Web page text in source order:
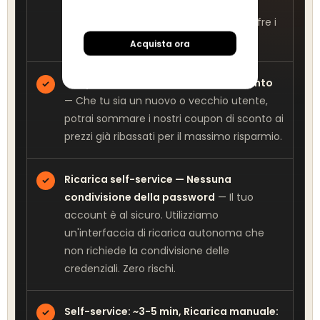
Acquista ora
chiare a prezzi convenienti, BuffHub offre i
migliori tassi sul mercato.
✓
Coupon cumulabili fino al 10% di sconto
— Che tu sia un nuovo o vecchio utente,
potrai sommare i nostri coupon di sconto ai
prezzi già ribassati per il massimo risparmio.
✓
Ricarica self-service — Nessuna
condivisione della password — Il tuo
account è al sicuro. Utilizziamo
un'interfaccia di ricarica autonoma che
non richiede la condivisione delle
credenziali. Zero rischi.
✓ Self-service: ~3-5 min, Ricarica manuale: